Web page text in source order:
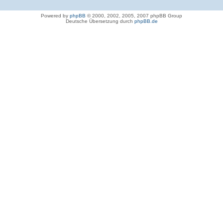
Powered by phpBB © 2000, 2002, 2005, 2007 phpBB Group
Deutsche Übersetzung durch phpBB.de